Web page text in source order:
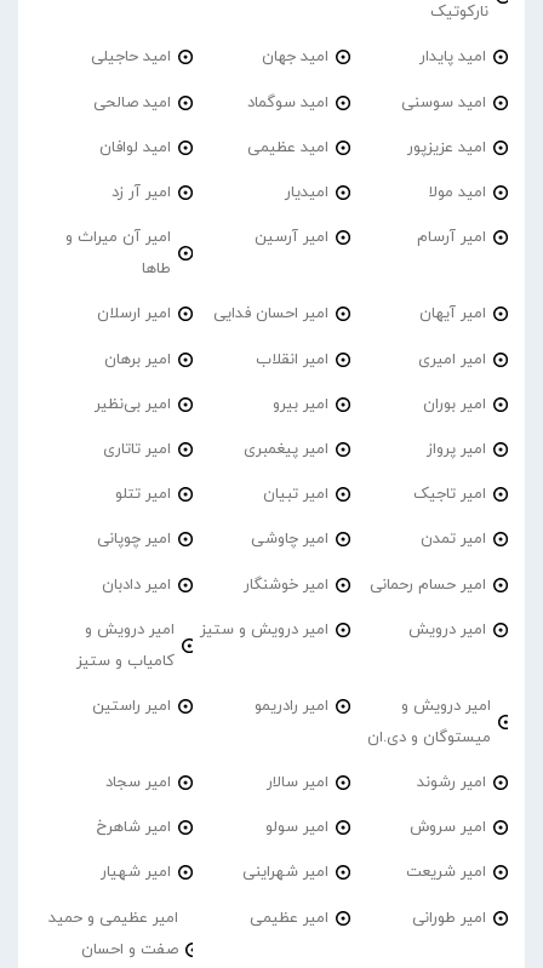
نارکوتیک
امید پایدار امید جهان امید حاجیلی
امید سوسنی امید سوگماد امید صالحی
امید عزیزپور امید عظیمی امید لوافان
امید مولا امیدیار امیر آر زد
امیر آرسام امیر آرسین
امیر آن میراث و
طاها
امیر آیهان امیر احسان فدایی امیر ارسلان
امیر امیری امیر انقلاب امیر برهان
امیر‌ بوران امیر بیرو امیر بی‌نظیر
امیر پرواز امیر پیغمبری امیر تاتاری
امیر تاجیک امیر تبیان امیر تتلو
امیر تمدن امیر چاوشی امیر چوپانی
امیر حسام رحمانی امیر خوشنگار امیر دادبان
امیر درویش امیر درویش و ستیز
امیر درویش و
کامیاب و ستیز
امیر درویش و
میستوگان و دی.ان
امیر رادریمو امیر راستین
امیر رشوند امیر سالار امیر سجاد
امیر سروش امیر سولو امیر شاهرخ
امیر شریعت امیر شهراینی امیر شهیار
امیر طورانی امیر عظیمی
امیر عظیمی و حمید
صفت و احسان